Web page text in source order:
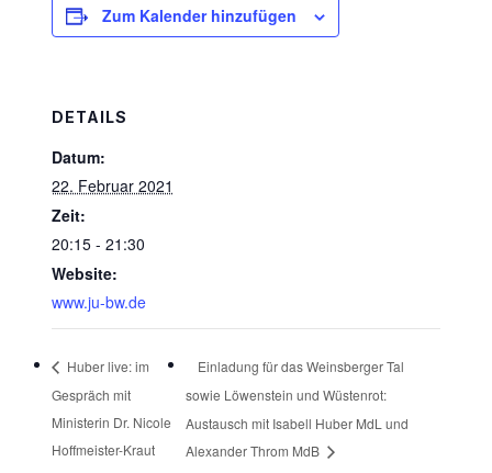
Zum Kalender hinzufügen
DETAILS
Datum:
22. Februar 2021
Zeit:
20:15 - 21:30
Website:
www.ju-bw.de
Huber live: im
Gespräch mit
Ministerin Dr. Nicole
Hoffmeister-Kraut
Einladung für das Weinsberger Tal
sowie Löwenstein und Wüstenrot:
Austausch mit Isabell Huber MdL und
Alexander Throm MdB